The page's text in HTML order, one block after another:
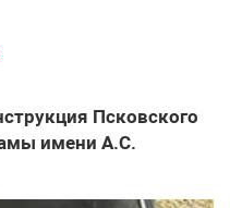
Псковского
имени А.С.